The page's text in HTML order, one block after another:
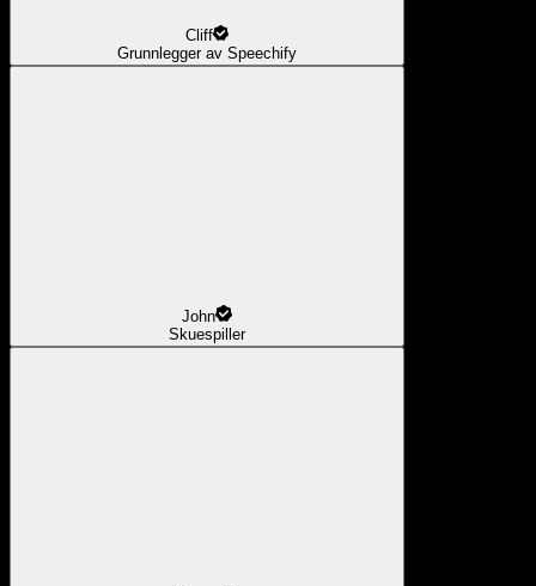
Cliff
Grunnlegger av Speechify
John
Skuespiller